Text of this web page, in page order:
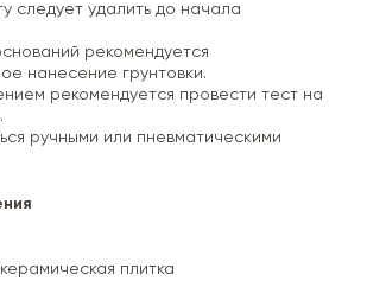
следует удалить до начала
рекомендуется
нанесение грунтовки.
рекомендуется провести тест на
ручными или пневматическими
плитка